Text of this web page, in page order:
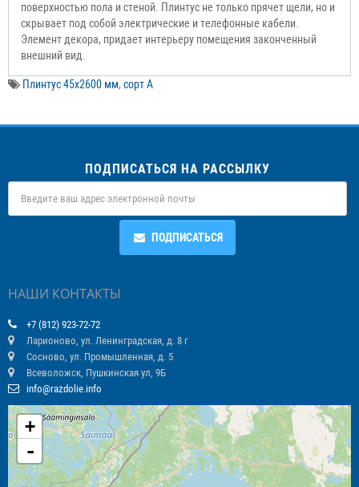
поверхностью пола и стеной. Плинтус не только прячет щели, но и
скрывает под собой электрические и телефонные кабели.
Элемент декора, придает интерьеру помещения законченный
внешний вид.
Плинтус 45х2600 мм, сорт А
ПОДПИСАТЬСЯ НА РАССЫЛКУ
ПОДПИСАТЬСЯ
НАШИ КОНТАКТЫ
+7 (812) 923-72-72
Ларионово, ул. Ленинградская, д. 8 г
Сосново, ул. Промышленная, д. 5
Всеволожск, Пушкинская ул, 9Б
info@razdolie.info
+
-